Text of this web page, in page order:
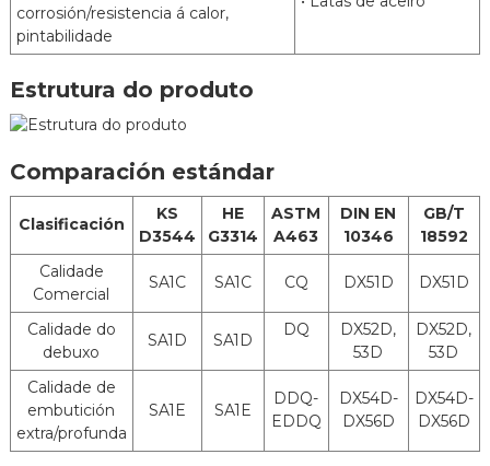
corrosión/resistencia á calor,
pintabilidade
Estrutura do produto
Comparación estándar
Clasificación
KS
D3544
HE
G3314
ASTM
A463
DIN EN
10346
GB/T
18592
Calidade
Comercial
SA1C SA1C CQ DX51D DX51D
Calidade do
debuxo
SA1D SA1D
DQ
DX52D,
53D
DX52D,
53D
Calidade de
embutición
extra/profunda
SA1E SA1E
DDQ-
EDDQ
DX54D-
DX56D
DX54D-
DX56D
Post
Tratamento
Químico
Tratamento de
cromo
Tratamento de
Sen tratamento
Pretratamento
para pintura
Pintura de resina de vinilo Pintura de
Pintura de resina fenólica Pintura de
resina de poliuretano
Laca sen pintura
MOQ
25 toneladas
Diámetro
interior da
bobina
610 mm ou 508 mm